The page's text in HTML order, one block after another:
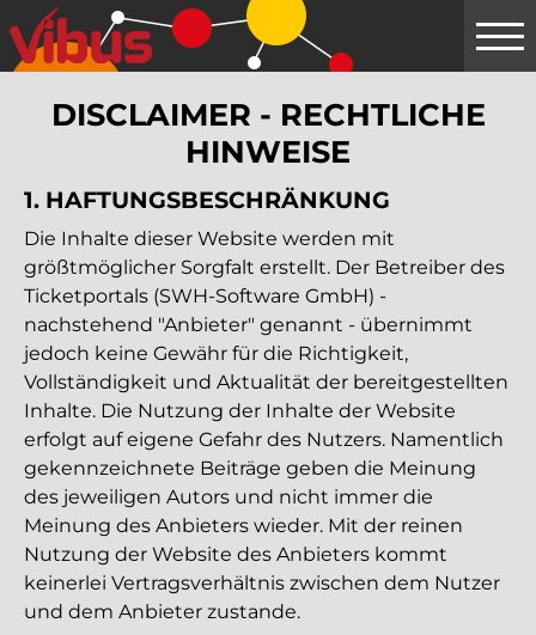
Springe
zum
Hauptinhalt
DISCLAIMER - RECHTLICHE
HINWEISE
1. HAFTUNGS­BESCHRÄNKUNG
Die Inhalte dieser Website werden mit
größtmöglicher Sorgfalt erstellt. Der Betreiber des
Ticketportals (SWH-Software GmbH) -
nachstehend "Anbieter" genannt - übernimmt
jedoch keine Gewähr für die Richtigkeit,
Vollständigkeit und Aktualität der bereitgestellten
Inhalte. Die Nutzung der Inhalte der Website
erfolgt auf eigene Gefahr des Nutzers. Namentlich
gekennzeichnete Beiträge geben die Meinung
des jeweiligen Autors und nicht immer die
Meinung des Anbieters wieder. Mit der reinen
Nutzung der Website des Anbieters kommt
keinerlei Vertragsverhältnis zwischen dem Nutzer
und dem Anbieter zustande.